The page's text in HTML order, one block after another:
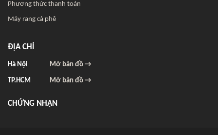
Phương thức thanh toán
Máy rang cà phê
ĐỊA CHỈ
Hà Nội Mở bản đồ →
TP.HCM Mở bản đồ →
CHỨNG NHẬN